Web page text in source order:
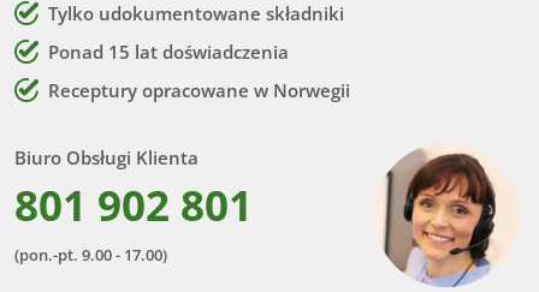
Tylko udokumentowane składniki
Ponad 15 lat doświadczenia
Receptury opracowane w Norwegii
Biuro Obsługi Klienta
801 902 801
(pon.-pt. 9.00 - 17.00)